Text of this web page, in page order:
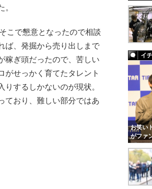
。
こで懇意となったので相談
ば、発掘から売り出しまで
稼ぎ頭だったので、苦しい
がせっかく育てたタレント
するしかないのが現状。
ており、難しい部分ではあ
イ
お笑い
がファ